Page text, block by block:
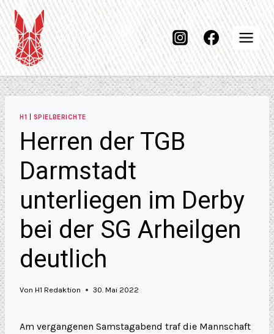
H1 SPIELBERICHTE
Herren der TGB
Darmstadt
unterliegen im Derby
bei der SG Arheilgen
deutlich
Von H1 Redaktion 30. Mai 2022
Am vergangenen Samstagabend traf die Mannschaft